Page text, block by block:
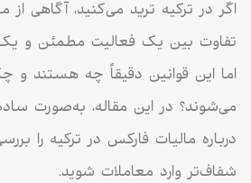
در ترکیه ترید می‌کنید، آگاهی از
بین یک فعالیت مطمئن و یک
این قوانین دقیقاً چه هستند و
در این مقاله، به‌صورت ساده و
مالیات فارکس در ترکیه را بررسی
وارد معاملات شوید.